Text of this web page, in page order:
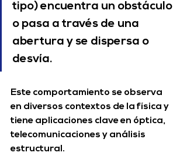
tipo) encuentra un obstáculo
o pasa a través de una
abertura y se dispersa o
desvía.
Este comportamiento se observa
en diversos contextos de la física y
tiene aplicaciones clave en óptica,
telecomunicaciones y análisis
estructural.